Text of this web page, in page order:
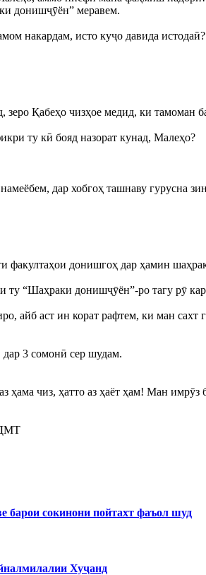
донишҷӯён” меравем.
накардам, исто куҷо давида истодаӣ?
зеро Қабеҳо чизҳое медид, ки
ту кӣ бояд назорат кунад, Малеҳо?
дар хобгоҳ ташнаву гурусна
факултаҳои донишгоҳ дар ҳамин
ту “Шаҳраки донишҷӯён”-ро тагу рӯ
айб аст ин корат рафтем, ки ман сахт
3 сомонӣ сер шудам.
ҳама чиз, ҳатто аз ҳаёт ҳам! Ман
ДМТ
сокинони пойтахт фаъол шуд
Хуҷанд